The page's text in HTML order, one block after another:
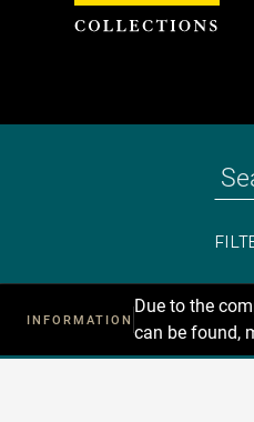
INFORMATION
Due to the
can be found,
Recherche
Cookies management panel